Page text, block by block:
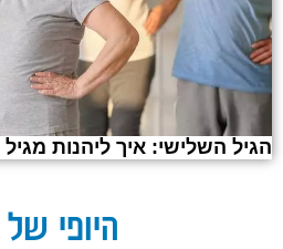
הגיל השלישי: איך ליהנות
היופי